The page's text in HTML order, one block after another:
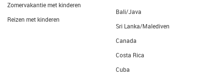
Zomervakantie met kinderen
Reizen met kinderen
Bali/Java
Sri Lanka/Malediven
Canada
Costa Rica
Cuba